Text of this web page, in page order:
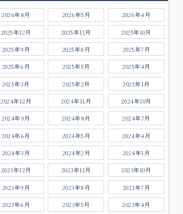
2026年8月 2026年5月 2026年4月
2025年12月 2025年11月 2025年10月
2025年9月 2025年8月 2025年7月
2025年6月 2025年5月 2025年4月
2025年3月 2025年2月 2025年1月
2024年12月 2024年11月 2024年10月
2024年9月 2024年8月 2024年7月
2024年6月 2024年5月 2024年4月
2024年3月 2024年2月 2024年1月
2023年12月 2023年11月 2023年10月
2023年9月 2023年8月 2023年7月
2023年6月 2023年5月 2023年4月